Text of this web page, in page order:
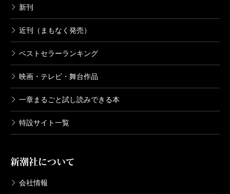
新刊
近刊（まもなく発売）
ベストセラーランキング
映画・テレビ・舞台作品
一章まるごと試し読みできる本
特設サイト一覧
新潮社について
会社情報